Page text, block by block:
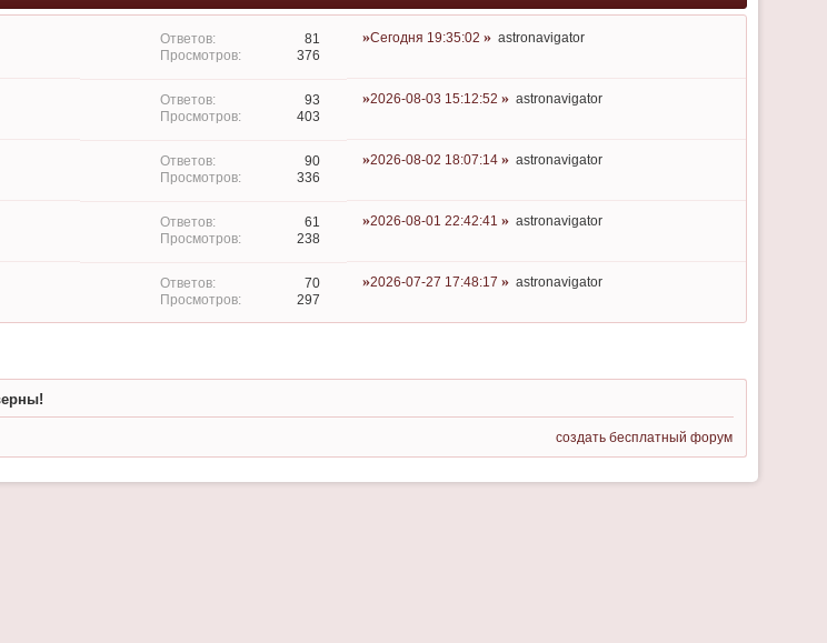
81
376
Сегодня 19:35:02 astronavigator
93
403
2026-08-03 15:12:52 astronavigator
90
336
2026-08-02 18:07:14 astronavigator
61
238
2026-08-01 22:42:41 astronavigator
70
297
2026-07-27 17:48:17 astronavigator
создать бесплатный форум